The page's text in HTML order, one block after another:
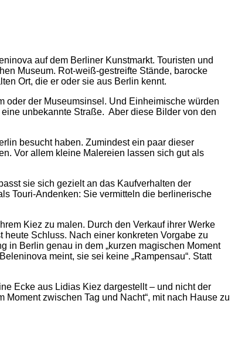
auf dem Berliner Kunstmarkt. Touristen und
Museum. Rot-weiß-gestreifte Stände, barocke
Ort, die er oder sie aus Berlin kennt.
oder der Museumsinsel. Und Einheimische würden
unbekannte Straße. Aber diese Bilder von den
besucht haben. Zumindest ein paar dieser
Vor allem kleine Malereien lassen sich gut als
sie sich gezielt an das Kaufverhalten der
Touri-Andenken: Sie vermitteln die berlinerische
Kiez zu malen. Durch den Verkauf ihrer Werke
Schluss. Nach einer konkreten Vorgabe zu
in Berlin genau in dem „kurzen magischen Moment
meint, sie sei keine „Rampensau“. Statt
Ecke aus Lidias Kiez dargestellt – und nicht der
zwischen Tag und Nacht“, mit nach Hause zu